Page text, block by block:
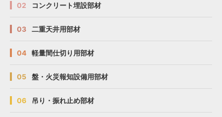
02 コンクリート埋設部材
03 二重天井用部材
04 軽量間仕切り用部材
05 盤・火災報知設備用部材
06 吊り・振れ止め部材